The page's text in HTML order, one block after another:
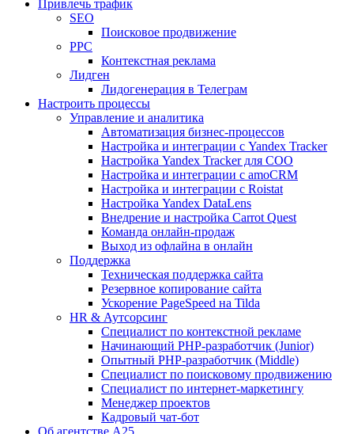
Привлечь трафик
SEO
Поисковое продвижение
PPC
Контекстная реклама
Лидген
Лидогенерация в Телеграм
Настроить процессы
Управление и аналитика
Автоматизация бизнес-процессов
Настройка и интеграции с Yandex Tracker
Настройка Yandex Tracker для СОО
Настройка и интеграции с amoCRM
Настройка и интеграции с Roistat
Настройка Yandex DataLens
Внедрение и настройка Carrot Quest
Команда онлайн-продаж
Выход из офлайна в онлайн
Поддержка
Техническая поддержка сайта
Резервное копирование сайта
Ускорение PageSpeed на Tilda
HR & Аутсорсинг
Специалист по контекстной рекламе
Начинающий PHP-разработчик (Junior)
Опытный PHP-разработчик (Middle)
Специалист по поисковому продвижению
Специалист по интернет-маркетингу
Менеджер проектов
Кадровый чат-бот
Об агентстве А25